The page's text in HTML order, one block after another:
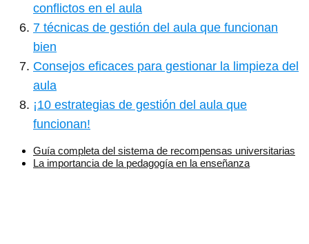
conflictos en el aula
7 técnicas de gestión del aula que funcionan
bien
Consejos eficaces para gestionar la limpieza del
aula
¡10 estrategias de gestión del aula que
funcionan!
Guía completa del sistema de recompensas universitarias
La importancia de la pedagogía en la enseñanza